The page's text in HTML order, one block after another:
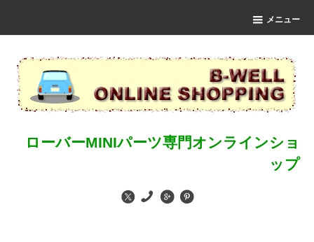
メニュー
ローバーMINIパーツ専門オンラインショ
ップ